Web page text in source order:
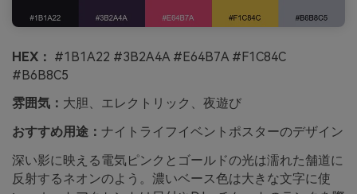
HEX： #1B1A22 #3B2A4A #E64B7A #F1C84C
#B6B8C5
雰囲気： 大胆、エレクトリック、夜遊び
おすすめ用途： ナイトライフイベントポスターのデザイン
深い影に映える電気ピンクとゴールドの光は濡れた舗道に
反射するネオンのよう。濃いベース色は大きな文字に使